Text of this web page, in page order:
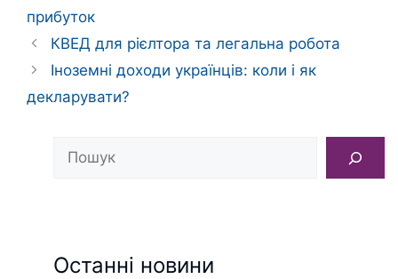
прибуток
КВЕД для рієлтора та легальна робота
Іноземні доходи українців: коли і як
декларувати?
Пошук
Останні новини